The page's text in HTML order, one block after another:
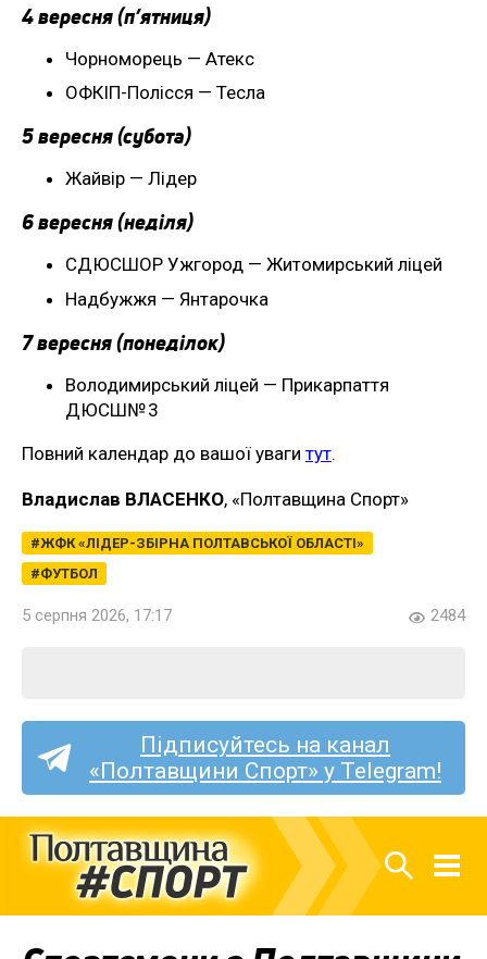
4 вересня (п’ятниця)
Чорноморець — Атекс
ОФКІП-Полісся — Тесла
5 вересня (субота)
Жайвір — Лідер
6 вересня (неділя)
СДЮСШОР Ужгород — Житомирський ліцей
Надбужжя — Янтарочка
7 вересня (понеділок)
Володимирський ліцей — Прикарпаття
ДЮСШ№ 3
Повний календар до вашої уваги тут.
Владислав ВЛАСЕНКО, «Полтавщина Спорт»
ЖФК «ЛІДЕР-ЗБІРНА ПОЛТАВСЬКОЇ ОБЛАСТІ»
ФУТБОЛ
5 серпня 2026, 17:17 2484
Підписуйтесь на канал
«Полтавщини Спорт» у Telegram!